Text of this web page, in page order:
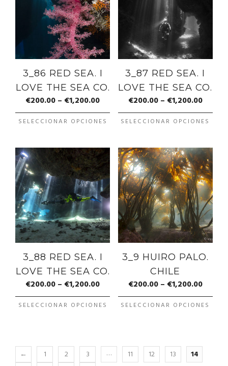
3_86 RED SEA. I
LOVE THE SEA CO.
€200.00– €1,200.00
SELECCIONAR OPCIONES
3_87 RED SEA. I
LOVE THE SEA CO.
€200.00– €1,200.00
SELECCIONAR OPCIONES
3_88 RED SEA. I
LOVE THE SEA CO.
€200.00– €1,200.00
SELECCIONAR OPCIONES
3_9 HUIRO PALO.
CHILE
€200.00– €1,200.00
SELECCIONAR OPCIONES
← 1 2 3 … 11 12 13
14